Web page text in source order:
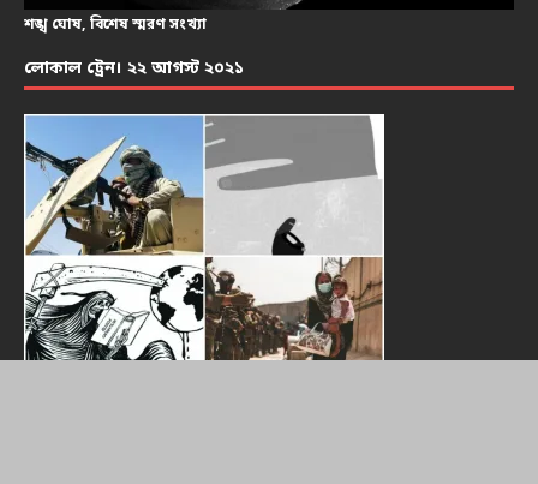
শঙ্খ ঘোষ, বিশেষ স্মরণ সংখ্যা
লোকাল ট্রেন। ২২ আগস্ট ২০২১